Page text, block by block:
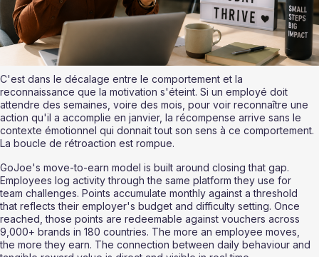
C'est dans le décalage entre le comportement et la
reconnaissance que la motivation s'éteint. Si un employé doit
attendre des semaines, voire des mois, pour voir reconnaître une
action qu'il a accomplie en janvier, la récompense arrive sans le
contexte émotionnel qui donnait tout son sens à ce comportement.
La boucle de rétroaction est rompue.
GoJoe's move-to-earn model is built around closing that gap.
Employees log activity through the same platform they use for
team challenges. Points accumulate monthly against a threshold
that reflects their employer's budget and difficulty setting. Once
reached, those points are redeemable against vouchers across
9,000+ brands in 180 countries. The more an employee moves,
the more they earn. The connection between daily behaviour and